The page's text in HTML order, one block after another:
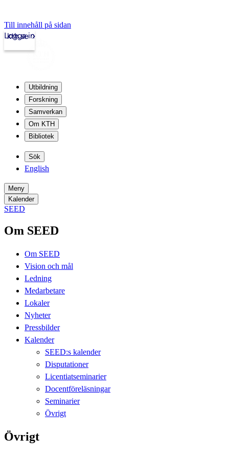
Till innehåll på sidan
kth.se
Logga in
Utbildning
Forskning
Samverkan
Om KTH
Bibliotek
Sök
English
Meny
Kalender
SEED
Om SEED
Om SEED
Vision och mål
Ledning
Medarbetare
Lokaler
Nyheter
Pressbilder
Kalender
SEED:s kalender
Disputationer
Licentiatseminarier
Docentföreläsningar
Seminarier
Övrigt
Övrigt